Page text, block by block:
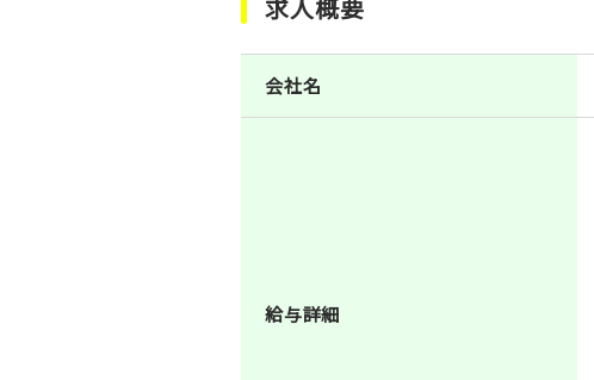
求人概要
会社名
給与詳細